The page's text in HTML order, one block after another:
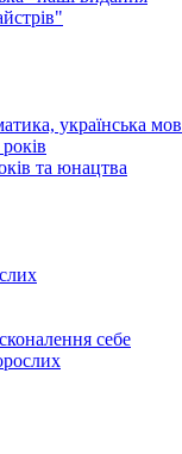
українська
та юнацтва
себе